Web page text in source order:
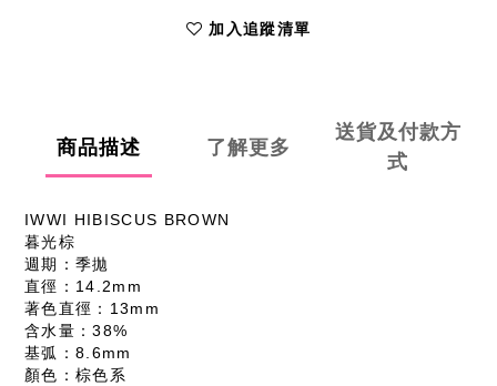
加入追蹤清單
商品描述 了解更多
送貨及付款方
式
IWWI HIBISCUS BROWN
暮光棕
週期：季拋
直徑：14.2mm
著色直徑：13mm
含水量：38%
基弧：8.6mm
顏色：棕色系